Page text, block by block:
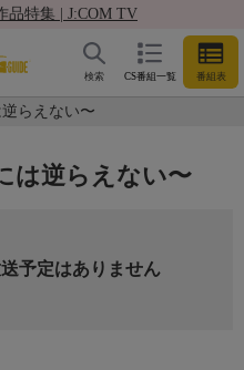
品特集 | J:COM TV
CS番組一覧 番組表
検索
らえない〜
は逆らえない〜
予定はありません